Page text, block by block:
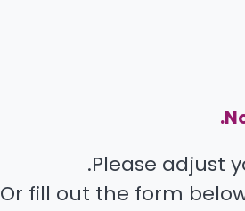
Please adjust
Or fill out the form